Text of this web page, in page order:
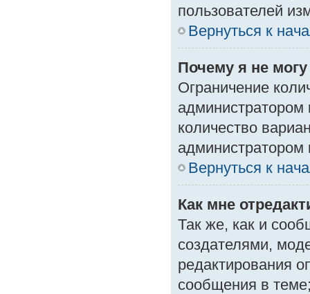
пользователей
Вернуться к
Почему я не
Ограничение
количество
Вернуться к
Как мне
Так же, как и
создателями,
редактирования
сообщения в